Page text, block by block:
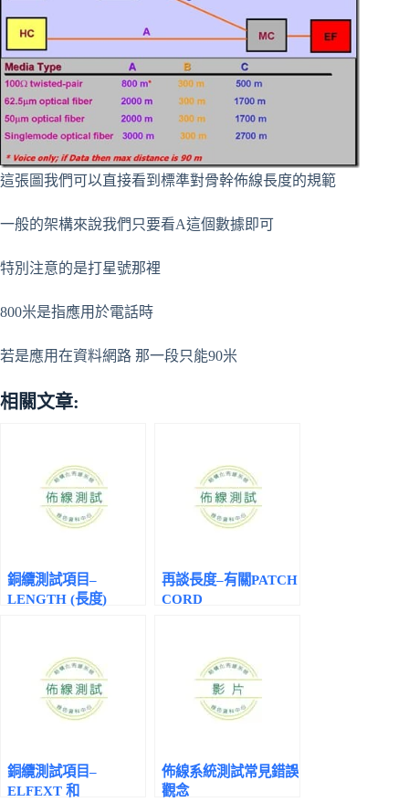
這張圖我們可以直接看到標準對骨幹佈線長度的規範
一般的架構來說我們只要看A這個數據即可
特別注意的是打星號那裡
800米是指應用於電話時
若是應用在資料網路 那一段只能90米
相關文章:
銅纜測試項目–
LENGTH (長度)
再談長度–有關PATCH
CORD
銅纜測試項目–
ELFEXT 和
佈線系統測試常見錯誤
觀念